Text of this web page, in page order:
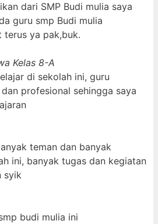
dari SMP Budi mulia saya
guru smp Budi mulia
terus ya pak,buk.
Kelas 8-A
di sekolah ini, guru
profesional sehingga saya
teman dan banyak
ini, banyak tugas dan kegiatan
syik
budi mulia ini